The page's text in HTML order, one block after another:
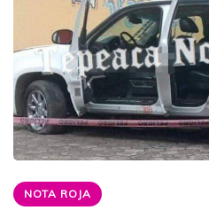
NOTA ROJA